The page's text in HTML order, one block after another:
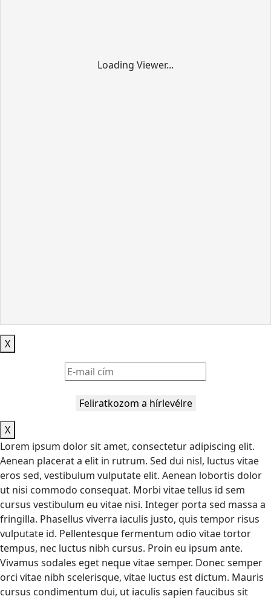
Loading Viewer...
X
Feliratkozom a hírlevélre
X
Lorem ipsum dolor sit amet, consectetur adipiscing elit.
Aenean placerat a elit in rutrum. Sed dui nisl, luctus vitae
eros sed, vestibulum vulputate elit. Aenean lobortis dolor
ut nisi commodo consequat. Morbi vitae tellus id sem
cursus vestibulum eu vitae nisi. Integer porta sed massa a
fringilla. Phasellus viverra iaculis justo, quis tempor risus
vulputate id. Pellentesque fermentum odio vitae tortor
tempus, nec luctus nibh cursus. Proin eu ipsum ante.
Vivamus sodales eget neque vitae semper. Donec semper
orci vitae nibh scelerisque, vitae luctus est dictum. Mauris
cursus condimentum dui, ut iaculis sapien faucibus sit